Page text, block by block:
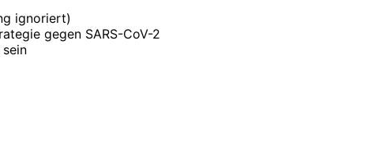
ignoriert)
gegen SARS-CoV-2